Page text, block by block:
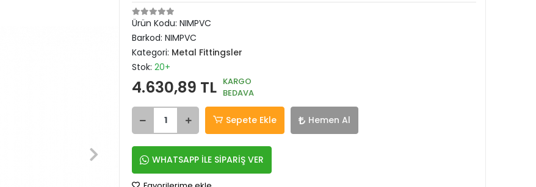
Ürün Kodu: NIMPVC
Barkod: NIMPVC
Kategori: Metal Fittingsler
Stok: 20+
4.630,89 TL KARGO
BEDAVA
Sepete Ekle Hemen Al
WHATSAPP İLE SİPARİŞ VER